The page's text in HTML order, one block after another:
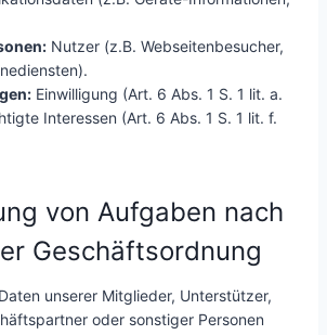
Nutzer (z.B. Webseitenbesucher,
Einwilligung (Art. 6 Abs. 1 S. 1 lit. a.
Interessen (Art. 6 Abs. 1 S. 1 lit. f.
von Aufgaben nach
Geschäftsordnung
unserer Mitglieder, Unterstützer,
oder sonstiger Personen